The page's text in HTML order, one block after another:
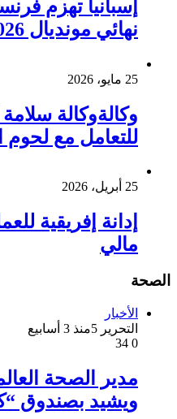
إسبانيا تهزم
نهائي مونديال 2026
25 مايو، 2026
وكالةوكالة
للتعامل مع لحوم
25 أبريل، 2026
إدانة إفريقية
مالي
الصحة
الأخبار
التحرير 5
منذ 3 أسابيع
0
مدير الصحة
ويشيد بصندوق